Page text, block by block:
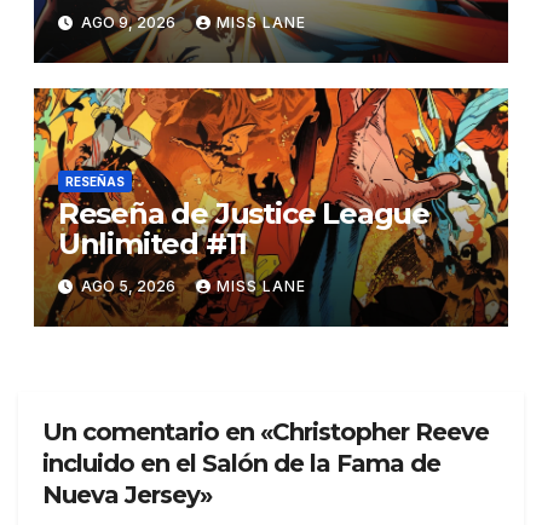
AGO 9, 2026 MISS LANE
RESEÑAS
Reseña de Justice League
Unlimited #11
AGO 5, 2026 MISS LANE
Un comentario en «Christopher Reeve
incluido en el Salón de la Fama de
Nueva Jersey»